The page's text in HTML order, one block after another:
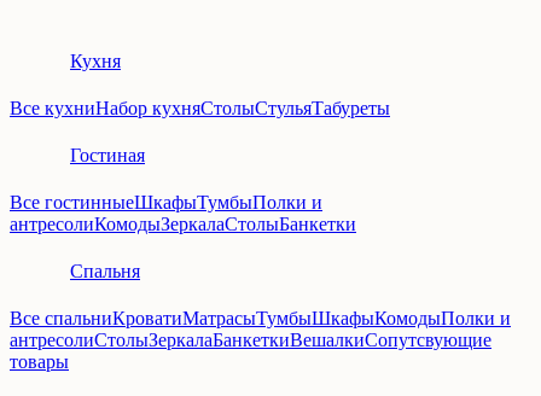
Кухня
Все кухниНабор кухняСтолыСтульяТабуреты
Гостиная
Все гостинныеШкафыТумбыПолки и
антресолиКомодыЗеркалаСтолыБанкетки
Спальня
Все спальниКроватиМатрасыТумбыШкафыКомодыПолки и
антресолиСтолыЗеркалаБанкеткиВешалкиСопутсвующие
товары